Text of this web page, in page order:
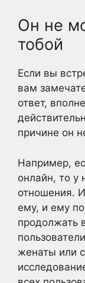
Он не
тобой
Если вы
вам
ответ,
причине он
Например,
онлайн, то у
отношения.
ему, и ему
продолжать
женаты или